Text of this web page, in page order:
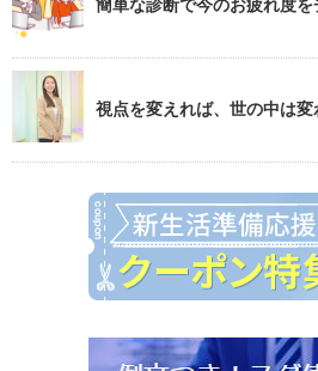
簡単な診断で今のお疲れ度を
視点を変えれば、世の中は